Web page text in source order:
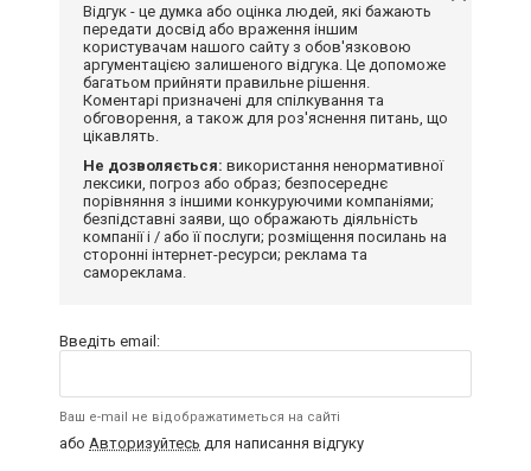
Відгук - це думка або оцінка людей, які бажають
передати досвід або враження іншим
користувачам нашого сайту з обов'язковою
аргументацією залишеного відгука. Це допоможе
багатьом прийняти правильне рішення.
Коментарі призначені для спілкування та
обговорення, а також для роз'яснення питань, що
цікавлять.
Не дозволяється: використання ненормативної
лексики, погроз або образ; безпосереднє
порівняння з іншими конкуруючими компаніями;
безпідставні заяви, що ображають діяльність
компанії і / або її послуги; розміщення посилань на
сторонні інтернет-ресурси; реклама та
самореклама.
Введіть email:
Ваш e-mail не відображатиметься на сайті
або Авторизуйтесь для написання відгуку